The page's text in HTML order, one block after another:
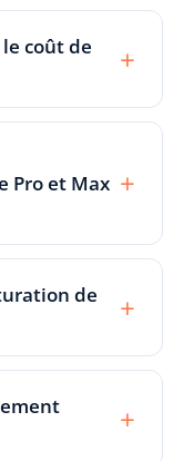
coût de
+
Pro et Max +
de
+
+